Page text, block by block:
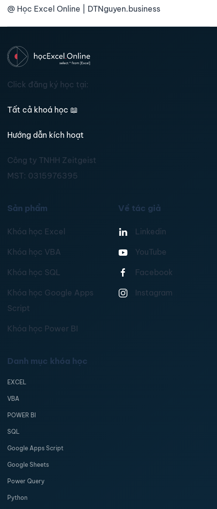
@ Học Excel Online | DTNguyen.business
Click đăng ký học tại:
Tất cả khoá học 📖
Hướng dẫn kích hoạt
Công ty TNHH Zeitgeist
MST: 0315976395
Sản phẩm
Khóa học Excel
Khóa học VBA
Khóa học SQL
Khóa học Google Apps
Script
Khóa học Power BI
Về tác giả
Linkedin
YouTube
Facebook
Instagram
Danh mục khóa học
EXCEL
VBA
POWER BI
SQL
Google Apps Script
Google Sheets
Power Query
Python